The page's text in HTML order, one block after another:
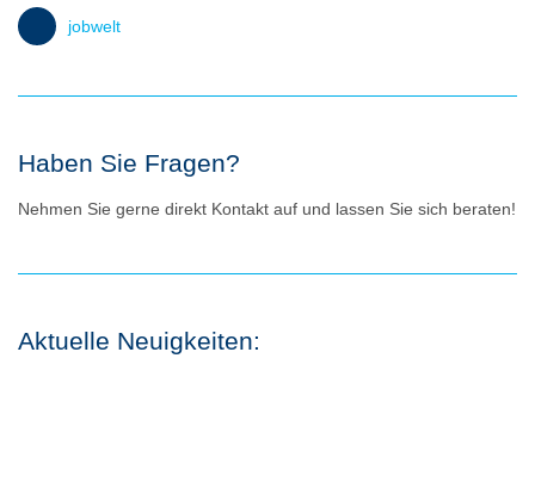
jobwelt
Haben Sie Fragen?
Nehmen Sie gerne direkt Kontakt auf und lassen Sie sich beraten!
Aktuelle Neuigkeiten: